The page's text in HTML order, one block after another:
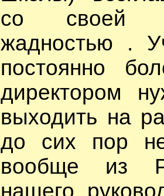
со своей
жадностью .
постоянно
директором
выходить на
до сих пор
вообще из
нашего